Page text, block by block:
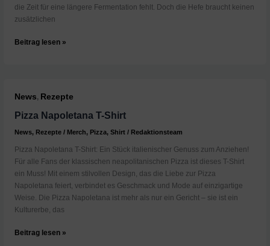
die Zeit für eine längere Fermentation fehlt. Doch die Hefe braucht keinen
zusätzlichen
Finger
Pizzateig
Beitrag lesen »
News, Rezepte
Pizza Napoletana T-Shirt
News, Rezepte / Merch, Pizza,Shirt / Redaktionsteam
Pizza Napoletana T-Shirt: Ein Stück italienischer Genuss zum Anziehen!
Für alle Fans der klassischen neapolitanischen Pizza ist dieses T-Shirt
ein Muss! Mit einem stilvollen Design, das die Liebe zur Pizza
Napoletana feiert, verbindet es Geschmack und Mode auf einzigartige
Weise. Die Pizza Napoletana ist mehr als nur ein Gericht – sie ist ein
Kulturerbe, das
Pizza
Beitrag lesen »